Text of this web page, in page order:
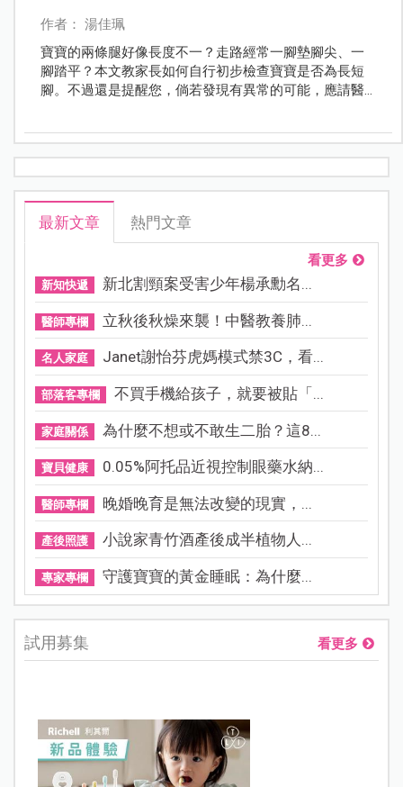
作者： 湯佳珮
寶寶的兩條腿好像長度不一？走路經常一腳墊腳尖、一
腳踏平？本文教家長如何自行初步檢查寶寶是否為長短
腳。不過還是提醒您，倘若發現有異常的可能，應請醫
最新文章 熱門文章
看更多
新知快遞 新北割頸案受害少年楊承勳名...
醫師專欄 立秋後秋燥來襲！中醫教養肺...
名人家庭 Janet謝怡芬虎媽模式禁3C，看...
部落客專欄 不買手機給孩子，就要被貼「...
家庭關係 為什麼不想或不敢生二胎？這8...
寶貝健康 0.05%阿托品近視控制眼藥水納...
醫師專欄 晚婚晚育是無法改變的現實，...
產後照護 小說家青竹酒產後成半植物人...
專家專欄 守護寶寶的黃金睡眠：為什麼...
試用募集 看更多